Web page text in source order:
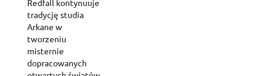
tradycję studia
Arkane w
tworzeniu
misternie
dopracowanych